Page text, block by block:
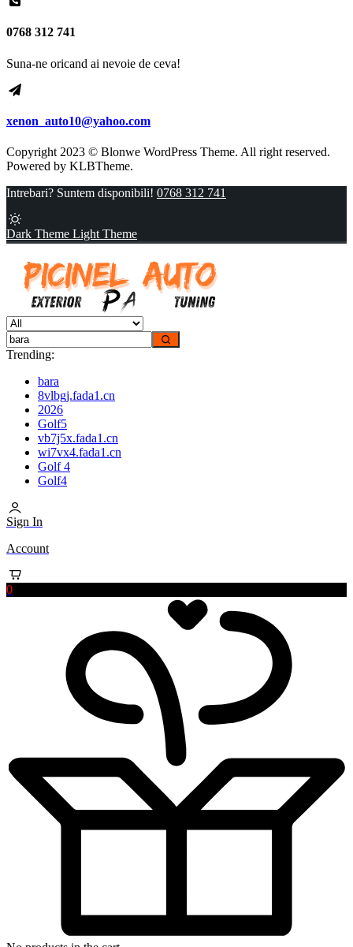
0768 312 741
Suna-ne oricand ai nevoie de ceva!
xenon_auto10@yahoo.com
Copyright 2023 © Blonwe WordPress Theme. All right reserved.
Powered by KLBTheme.
Intrebari? Suntem disponibili! 0768 312 741
Dark Theme Light Theme
Trending:
bara
8vlbgj.fada1.cn
2026
Golf5
vb7j5x.fada1.cn
wi7vx4.fada1.cn
Golf 4
Golf4
Sign In
Account
0